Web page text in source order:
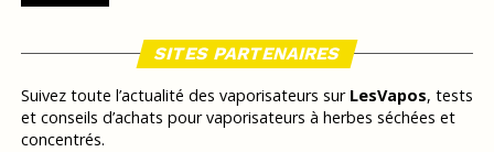
SITES PARTENAIRES
Suivez toute l’actualité des vaporisateurs sur LesVapos, tests
et conseils d’achats pour vaporisateurs à herbes séchées et
concentrés.